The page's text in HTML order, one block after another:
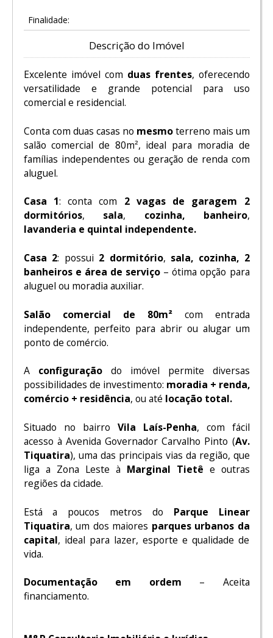
Finalidade:
Descrição do Imóvel
Excelente imóvel com duas frentes, oferecendo
versatilidade e grande potencial para uso
comercial e residencial.
Conta com duas casas no mesmoterreno mais um
salão comercial de 80m², ideal para moradia de
famílias independentes ou geração de renda com
aluguel.
Casa 1: conta com 2 vagas de garagem 2
dormitórios, sala, cozinha, banheiro,
lavanderia e quintal independente.
Casa 2: possui 2 dormitório, sala, cozinha, 2
banheiros e área de serviço – ótima opção para
aluguel ou moradia auxiliar.
Salão comercial de 80m²com entrada
independente, perfeito para abrir ou alugar um
ponto de comércio.
A configuraçãodo imóvel permite diversas
possibilidades de investimento: moradia + renda,
comércio + residência, ou até locação total.
Situado no bairro Vila Laís-Penha, com fácil
acesso à Avenida Governador Carvalho Pinto (Av.
Tiquatira), uma das principais vias da região, que
liga a Zona Leste à Marginal Tietê e outras
regiões da cidade.
Está a poucos metros do Parque Linear
Tiquatira, um dos maiores parques urbanos da
capital, ideal para lazer, esporte e qualidade de
vida.
Documentação em ordem – Aceita
financiamento.